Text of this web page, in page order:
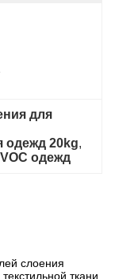
для
одежд 20kg,
одежд
слоения
ткани